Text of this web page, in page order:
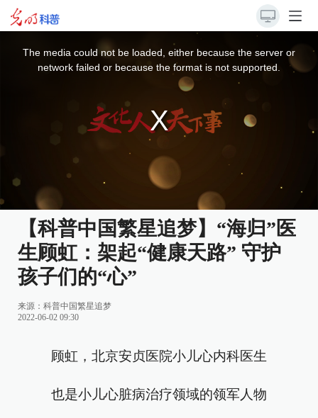
The media could not be loaded, either because the server or
network failed or because the format is not supported.
【科普中国繁星追梦】“海归”医
生顾虹：架起“健康天路” 守护
孩子们的“心”
来源：科普中国繁星追梦
2022-06-02 09:30
顾虹，北京安贞医院小儿心内科医生
也是小儿心脏病治疗领域的领军人物